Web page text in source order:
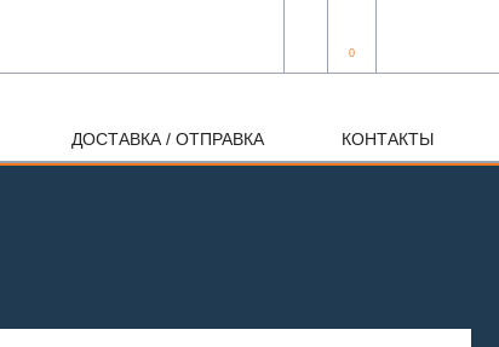
0
ДОСТАВКА / ОТПРАВКА КОНТАКТЫ